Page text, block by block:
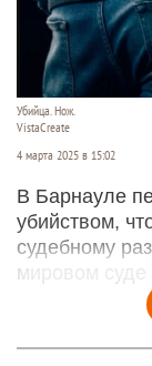
Убийца. Нож.
VistaCreate
4 марта 2025 в 15:02
В Барнауле
убийством,
судебному
мировом суде